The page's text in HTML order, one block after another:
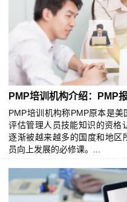
PMP培训机构介绍：PMP
PMP培训机构称PMP原本是
评估管理人员技能知识的资格
逐渐被越来越多的国度和地区
员向上发展的必修课。...